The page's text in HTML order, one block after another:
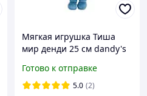
Мягкая игрушка Тиша
мир денди 25 см dandy's
Готово к отправке
5.0 (2)